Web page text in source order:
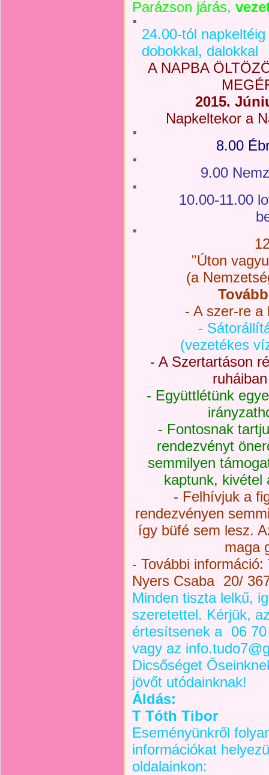
Parázson járás,
24.00-tól
dobokkal, dalokkal
A NAPBA
2015.
Napkeltekor a
8.00
9.00
10.00-11.00
"Úton
(a
- A szer-re
-
(vezetékes
- A Szertartáson
- Együttlétünk
- Fontosnak
rendezvényt
semmilyen
kaptunk, kivétel
- Felhívjuk a
rendezvényen
így büfé sem lesz.
maga
- További
Nyers Csaba 20/
Minden tiszta lelkű,
szeretettel. Kérjük,
értesítsenek a 06
vagy az
Dicsőséget
jövőt utódainknak!
Áldás:
T Tóth Tibor
Eseményünkről
információkat
oldalainkon: